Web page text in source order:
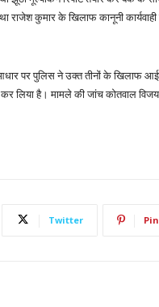
राजेश कुमार के खिलाफ कानूनी
पर पुलिस ने उक्त तीनों के खिलाफ
लिया है। मामले की जांच कोतवाल विजय
Twitter